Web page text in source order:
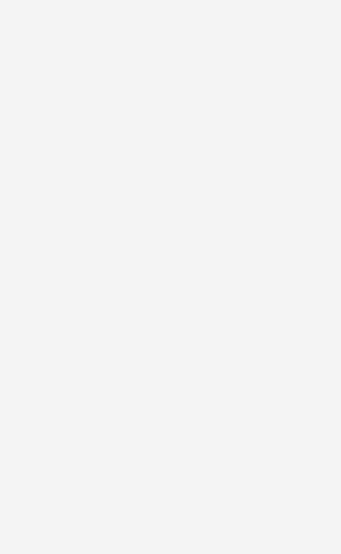
13 Uhr, online
energetische
ein. Im Mittelpunkt stehen